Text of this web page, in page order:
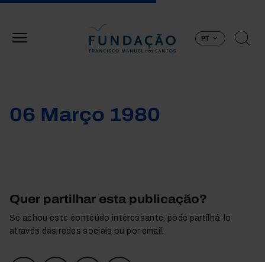
PT
06 Março 1980
Quer partilhar esta publicação?
Se achou este conteúdo interessante, pode partilhá-lo
através das redes sociais ou por email.